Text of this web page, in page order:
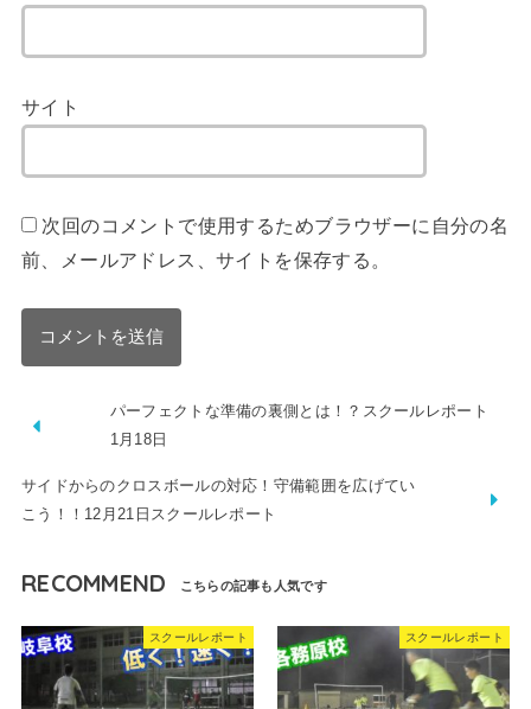
サイト
次回のコメントで使用するためブラウザーに自分の名
前、メールアドレス、サイトを保存する。
パーフェクトな準備の裏側とは！？スクールレポート
1月18日
サイドからのクロスボールの対応！守備範囲を広げてい
こう！！12月21日スクールレポート
RECOMMEND
スクールレポート スクールレポート